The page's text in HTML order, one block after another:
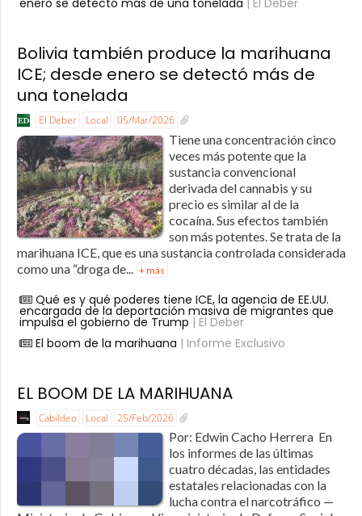
Bolivia también produce la marihuana
ICE; desde enero se detectó más de
una tonelada
El Deber Local 05/Mar/2026
Tiene una concentración cinco
veces más potente que la
sustancia convencional
derivada del cannabis y su
precio es similar al de la
cocaína. Sus efectos también
son más potentes. Se trata de la
marihuana ICE, que es una sustancia controlada considerada
como una “droga de...
+ más
Qué es y qué poderes tiene ICE, la agencia de EE.UU.
encargada de la deportación masiva de migrantes que
impulsa el gobierno de Trump | El Deber
El boom de la marihuana | Informe Exclusivo
EL BOOM DE LA MARIHUANA
Cabildeo Local 25/Feb/2026
Por: Edwin Cacho Herrera En
los informes de las últimas
cuatro décadas, las entidades
estatales relacionadas con la
lucha contra el narcotráfico —